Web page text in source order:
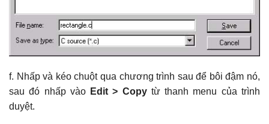
f. Nhấp và kéo chuột qua chương trình sau để bôi đậm nó,
sau đó nhấp vào Edit > Copytừ thanh menu của trình
duyệt.